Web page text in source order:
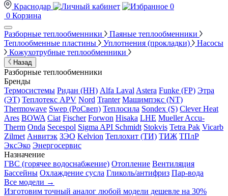
Краснодар
0
0 Корзина
Разборные теплообменники
Паяные теплообменники
Теплообменные пластины
Уплотнения (прокладки)
Насосы
Кожухотрубные теплообменники
Назад
Разборные теплообменники
Бренды
Термосистемы Ридан (НН) Alfa Laval Astera Funke (FP) Этра
(ЭТ) Теплотекс APV Nord Tranter Машимпэкс (NT)
Thermowave Swep (РоСвеп) Теплосила Sondex (S) Clever Heat
Ares BOWA Ciat Fischer Forwon Hisaka LHE Mueller Accu-
Therm Onda Secespol Sigma API Schmidt Stokvis Tetra Pak Vicarb
Zilmet Анвитэк ЗЭО Kelvion Теплохит (ТИ) ТИЖ ТПлР
ЭксЭко Энергосервис
Назначение
ГВС (горячее водоснабжение) Отопление Вентиляция
Бассейны Охлаждение сусла Гликоль/антифриз Пар-вода
Все модели →
Изготовим точный аналог любой модели дешевле на 30%